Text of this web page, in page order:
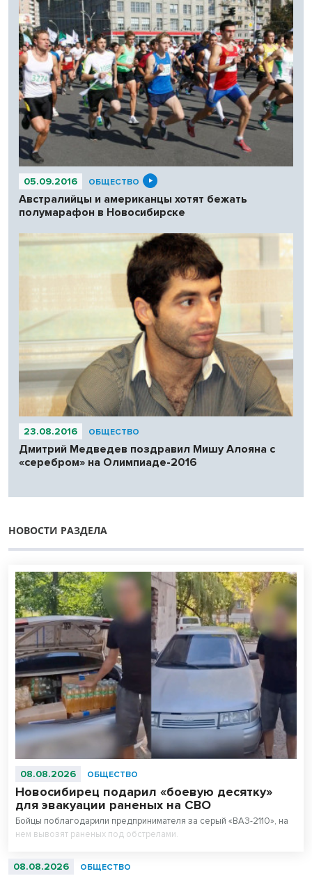
05.09.2016 ОБЩЕСТВО
Австралийцы и американцы хотят бежать
полумарафон в Новосибирске
23.08.2016 ОБЩЕСТВО
Дмитрий Медведев поздравил Мишу Алояна с
«серебром» на Олимпиаде-2016
НОВОСТИ РАЗДЕЛА
08.08.2026 ОБЩЕСТВО
Новосибирец подарил «боевую десятку»
для эвакуации раненых на СВО
Бойцы поблагодарили предпринимателя за серый «ВАЗ-2110», на
нем вывозят раненых под обстрелами.
08.08.2026 ОБЩЕСТВО